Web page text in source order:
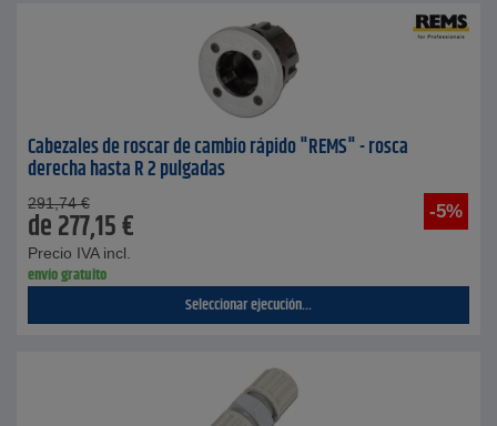
Cabezales de roscar de cambio rápido "REMS" - rosca
derecha hasta R 2 pulgadas
-5%
291,74 €
de277,15€
Precio IVA incl.
envío gratuito
Seleccionar ejecución...